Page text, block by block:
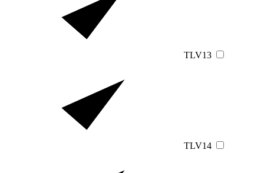
TLV13
TLV14